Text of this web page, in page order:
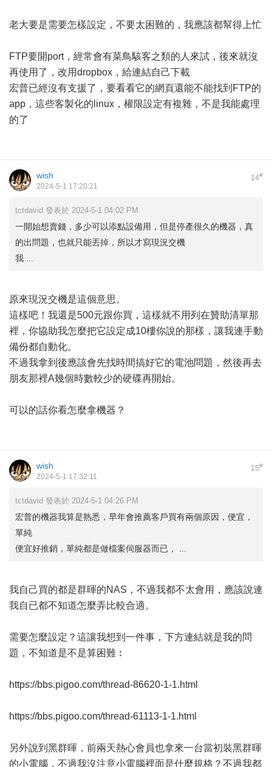
老大要是需要怎樣設定，不要太困難的，我應該都幫得上忙
FTP要開port，經常會有菜鳥駭客之類的人來試，後來就沒
再使用了，改用dropbox，給連結自己下載
宏普已經沒有支援了，要看看它的網頁還能不能找到FTP的
app，這些客製化的linux，權限設定有複雜，不是我能處理
的了
14#
wish
2024-5-1 17:20:21
tctdavid 發表於 2024-5-1 04:02 PM
一開始想賣錢，多少可以添點設備用，但是停產很久的機器，真
的出問題，也就只能丟掉，所以才寫現況交機
我 ...
原來現況交機是這個意思。
這樣吧！我還是500元跟你買，這樣就不用列在贊助清單那
裡，你協助我怎麼把它設定成10樓你說的那樣，讓我連手動
備份都自動化。
不過我拿到後應該會先找時間搞好它的電池問題，然後再去
朋友那裡A幾個時數較少的硬碟再開始。
可以的話你看怎麼拿機器？
15#
wish
2024-5-1 17:32:11
tctdavid 發表於 2024-5-1 04:26 PM
宏普的機器我算是熟悉，早年會推薦客戶買有兩個原因，便宜，
單純
便宜好推銷，單純都是做檔案伺服器而已， ...
我自己買的都是群暉的NAS，不過我都不太會用，應該說連
我自已都不知道怎麼弄比較合適。
需要怎麼設定？這讓我想到一件事，下方連結就是我的問
題，不知道是不是算困難︰
https://bbs.pigoo.com/thread-86620-1-1.html
https://bbs.pigoo.com/thread-61113-1-1.html
另外說到黑群暉，前兩天熱心會員也拿來一台當初裝黑群暉
的小電腦，不過我沒注意小電腦裡面是什麼規格？不過我都